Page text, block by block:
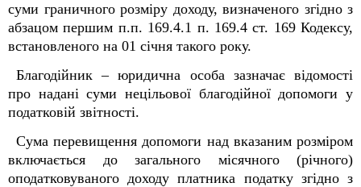
суми граничного розміру доходу, визначеного згідно з
абзацом першим п.п. 169.4.1 п. 169.4 ст. 169 Кодексу,
встановленого на 01 січня такого року.
Благодійник – юридична особа зазначає відомості
про надані суми нецільової благодійної допомоги у
податковій звітності.
Сума перевищення допомоги над вказаним розміром
включається до загального місячного (річного)
оподатковуваного доходу платника податку згідно з